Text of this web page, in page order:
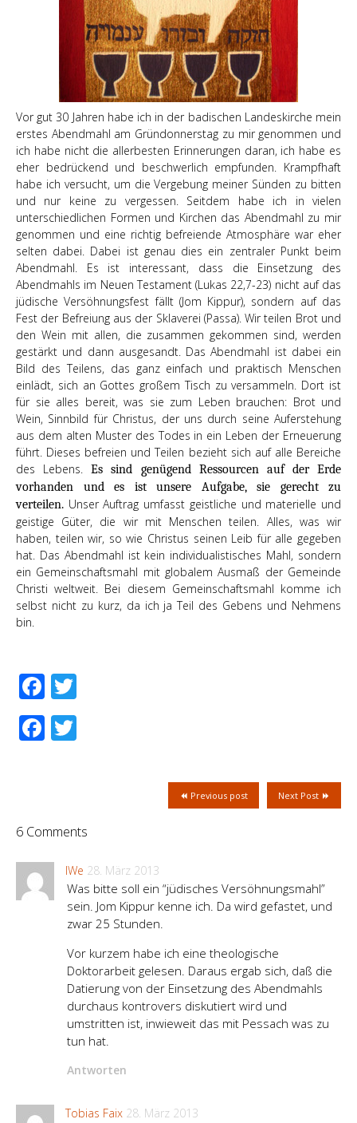
Vor gut 30 Jahren habe ich in der badischen Landeskirche mein
erstes Abendmahl am Gründonnerstag zu mir genommen und
ich habe nicht die allerbesten Erinnerungen daran, ich habe es
eher bedrückend und beschwerlich empfunden. Krampfhaft
habe ich versucht, um die Vergebung meiner Sünden zu bitten
und nur keine zu vergessen. Seitdem habe ich in vielen
unterschiedlichen Formen und Kirchen das Abendmahl zu mir
genommen und eine richtig befreiende Atmosphäre war eher
selten dabei. Dabei ist genau dies ein zentraler Punkt beim
Abendmahl. Es ist interessant, dass die Einsetzung des
Abendmahls im Neuen Testament (Lukas 22,7-23) nicht auf das
jüdische Versöhnungsfest fällt (Jom Kippur), sondern auf das
Fest der Befreiung aus der Sklaverei (Passa). Wir teilen Brot und
den Wein mit allen, die zusammen gekommen sind, werden
gestärkt und dann ausgesandt. Das Abendmahl ist dabei ein
Bild des Teilens, das ganz einfach und praktisch Menschen
einlädt, sich an Gottes großem Tisch zu versammeln. Dort ist
für sie alles bereit, was sie zum Leben brauchen: Brot und
Wein, Sinnbild für Christus, der uns durch seine Auferstehung
aus dem alten Muster des Todes in ein Leben der Erneuerung
führt. Dieses befreien und Teilen bezieht sich auf alle Bereiche
des Lebens.Es sind genügend Ressourcen auf der Erde
vorhanden und es ist unsere Aufgabe, sie gerecht zu
verteilen. Unser Auftrag umfasst geistliche und materielle und
geistige Güter, die wir mit Menschen teilen. Alles, was wir
haben, teilen wir, so wie Christus seinen Leib für alle gegeben
hat. Das Abendmahl ist kein individualistisches Mahl, sondern
ein Gemeinschaftsmahl mit globalem Ausmaß der Gemeinde
Christi weltweit. Bei diesem Gemeinschaftsmahl komme ich
selbst nicht zu kurz, da ich ja Teil des Gebens und Nehmens
bin.
Facebook
Facebook
Next Post
Previous post
6 Comments
IWe 28. März 2013
Was bitte soll ein “jüdisches Versöhnungsmahl”
sein. Jom Kippur kenne ich. Da wird gefastet, und
zwar 25 Stunden.
Vor kurzem habe ich eine theologische
Doktorarbeit gelesen. Daraus ergab sich, daß die
Datierung von der Einsetzung des Abendmahls
durchaus kontrovers diskutiert wird und
umstritten ist, inwieweit das mit Pessach was zu
tun hat.
Antworten
Tobias Faix 28. März 2013